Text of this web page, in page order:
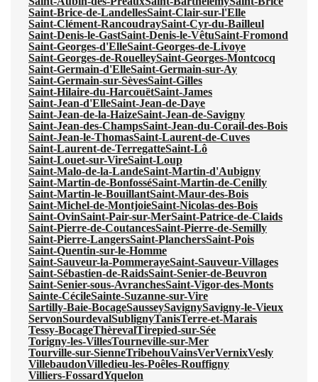
Saint-Brice-de-LandellesSaint-Clair-sur-l'Elle
Saint-Clément-RancoudraySaint-Cyr-du-Bailleul
Saint-Denis-le-GastSaint-Denis-le-VêtuSaint-Fromond
Saint-Georges-d'ElleSaint-Georges-de-Livoye
Saint-Georges-de-RouelleySaint-Georges-Montcocq
Saint-Germain-d'ElleSaint-Germain-sur-Ay
Saint-Germain-sur-SèvesSaint-Gilles
Saint-Hilaire-du-HarcouëtSaint-James
Saint-Jean-d'ElleSaint-Jean-de-Daye
Saint-Jean-de-la-HaizeSaint-Jean-de-Savigny
Saint-Jean-des-ChampsSaint-Jean-du-Corail-des-Bois
Saint-Jean-le-ThomasSaint-Laurent-de-Cuves
Saint-Laurent-de-TerregatteSaint-Lô
Saint-Louet-sur-VireSaint-Loup
Saint-Malo-de-la-LandeSaint-Martin-d'Aubigny
Saint-Martin-de-BonfosséSaint-Martin-de-Cenilly
Saint-Martin-le-BouillantSaint-Maur-des-Bois
Saint-Michel-de-MontjoieSaint-Nicolas-des-Bois
Saint-OvinSaint-Pair-sur-MerSaint-Patrice-de-Claids
Saint-Pierre-de-CoutancesSaint-Pierre-de-Semilly
Saint-Pierre-LangersSaint-PlanchersSaint-Pois
Saint-Quentin-sur-le-Homme
Saint-Sauveur-la-PommerayeSaint-Sauveur-Villages
Saint-Sébastien-de-RaidsSaint-Senier-de-Beuvron
Saint-Senier-sous-AvranchesSaint-Vigor-des-Monts
Sainte-CécileSainte-Suzanne-sur-Vire
Sartilly-Baie-BocageSausseySavignySavigny-le-Vieux
ServonSourdevalSublignyTanisTerre-et-Marais
Tessy-BocageThèrevalTirepied-sur-Sée
Torigny-les-VillesTourneville-sur-Mer
Tourville-sur-SienneTribehouVainsVerVernixVesly
VillebaudonVilledieu-les-Poêles-Rouffigny
Villiers-FossardYquelon